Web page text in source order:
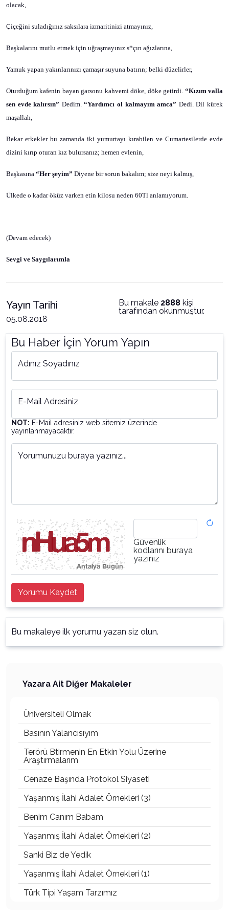
olacak,
Çiçeğini suladığınız saksılara izmaritinizi atmayınız,
Başkalarını mutlu etmek için uğraşmayınız s*çın ağızlarına,
Yamuk yapan yakınlarınızı çamaşır suyuna batırın; belki düzelirler,
Oturduğum kafenin bayan garsonu kahvemi döke, döke getirdi. “Kızım valla
sen evde kalırsın” Dedim.“Yardımcı ol kalmayım amca” Dedi. Dil kürek
maşallah,
Bekar erkekler bu zamanda iki yumurtayı kırabilen ve Cumartesilerde evde
dizini kırıp oturan kız bulursanız; hemen evlenin,
Başkasına “Her şeyim” Diyene bir sorun bakalım; size neyi kalmış,
Ülkede o kadar öküz varken etin kilosu neden 60Tl anlamıyorum.
(Devam edecek)
Sevgi ve Saygılarımla
Yayın Tarihi
05.08.2018
Bu makale 2888 kişi
tarafından okunmuştur.
Bu Haber İçin Yorum Yapın
Adınız Soyadınız
E-Mail Adresiniz
NOT: E-Mail adresiniz web sitemiz üzerinde
yayınlanmayacaktır.
Yorumunuzu buraya yazınız...
Güvenlik
kodlarını buraya
yazınız
Yorumu Kaydet
Bu makaleye ilk yorumu yazan siz olun.
Yazara Ait Diğer Makaleler
Üniversiteli Olmak
Basının Yalancısıyım
Terörü Btirmenin En Etkin Yolu Üzerine
Araştırmalarım
Cenaze Başında Protokol Siyaseti
Yaşanmış İlahi Adalet Örnekleri (3)
Benim Canım Babam
Yaşanmış İlahi Adalet Örnekleri (2)
Sanki Biz de Yedik
Yaşanmış İlahi Adalet Örnekleri (1)
Türk Tipi Yaşam Tarzımız